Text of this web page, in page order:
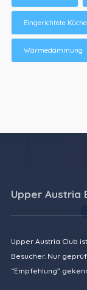
Eingerichtete Küche
Wärmedämmung
Upper Austria
Upper Austria Club
Besucher. Nur
“Empfehlung”